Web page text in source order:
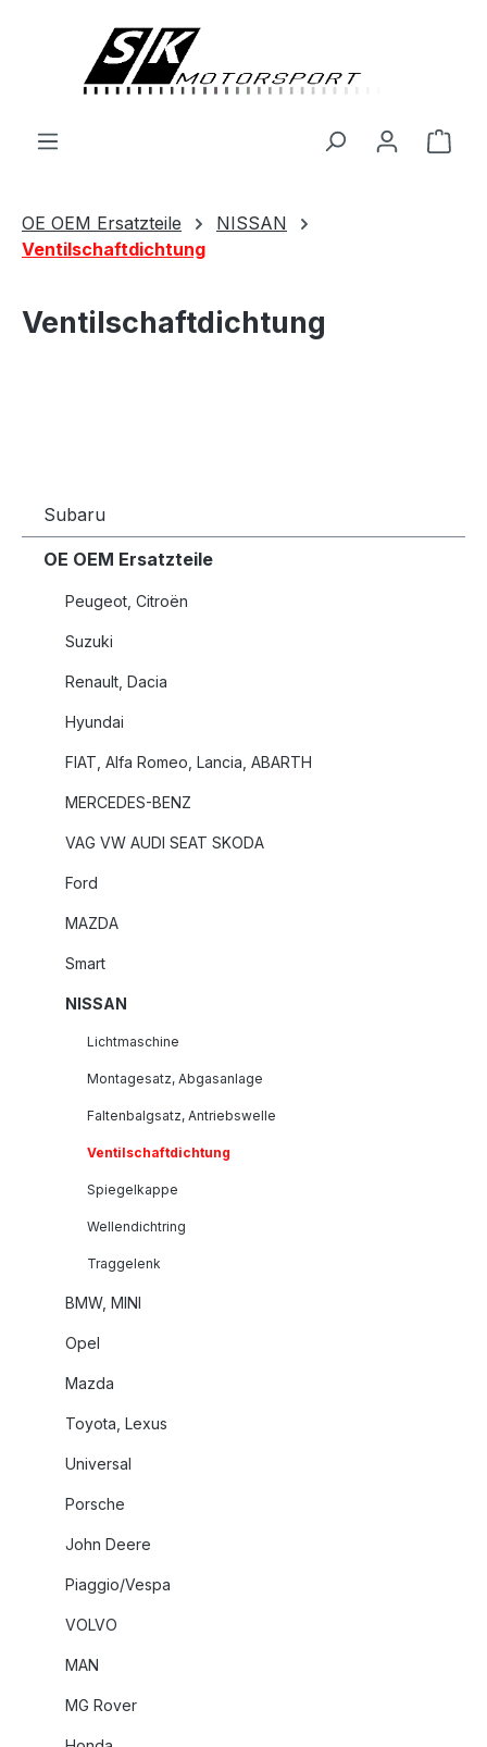
OE OEM Ersatzteile
NISSAN
Ventilschaftdichtung
Ventilschaftdichtung
Subaru
OE OEM Ersatzteile
Peugeot, Citroën
Suzuki
Renault, Dacia
Hyundai
FIAT, Alfa Romeo, Lancia, ABARTH
MERCEDES-BENZ
VAG VW AUDI SEAT SKODA
Ford
MAZDA
Smart
NISSAN
Lichtmaschine
Montagesatz, Abgasanlage
Faltenbalgsatz, Antriebswelle
Ventilschaftdichtung
Spiegelkappe
Wellendichtring
Traggelenk
BMW, MINI
Opel
Mazda
Toyota, Lexus
Universal
Porsche
John Deere
Piaggio/Vespa
VOLVO
MAN
MG Rover